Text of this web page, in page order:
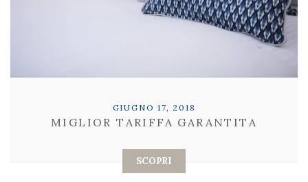
GIUGNO 17, 2018
MIGLIOR TARIFFA GARANTITA
SCOPRI